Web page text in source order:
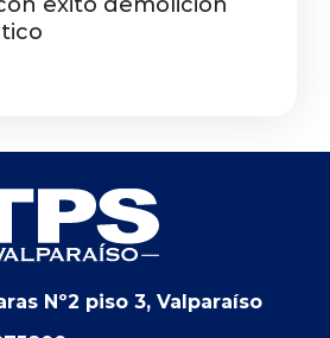
Nº2 piso 3, Valparaíso